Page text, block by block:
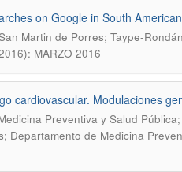
on Google in South
Martin de Porres; Taype-
MARZO 2016
cardiovascular. Modulaciones
Preventiva y Salud
Departamento de Medicina